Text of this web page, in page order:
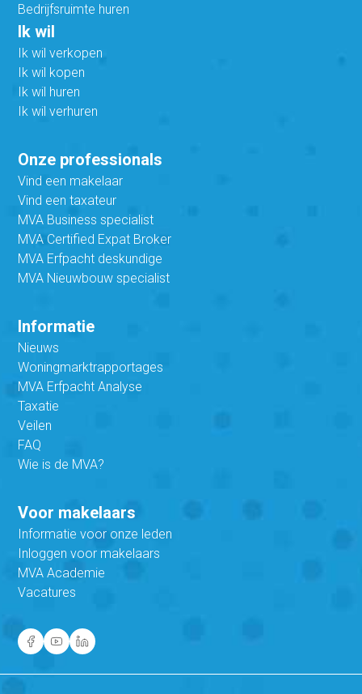
Bedrijfsruimte huren
Ik wil
Ik wil verkopen
Ik wil kopen
Ik wil huren
Ik wil verhuren
Onze professionals
Vind een makelaar
Vind een taxateur
MVA Business specialist
MVA Certified Expat Broker
MVA Erfpacht deskundige
MVA Nieuwbouw specialist
Informatie
Nieuws
Woningmarktrapportages
MVA Erfpacht Analyse
Taxatie
Veilen
FAQ
Wie is de MVA?
Voor makelaars
Informatie voor onze leden
Inloggen voor makelaars
MVA Academie
Vacatures